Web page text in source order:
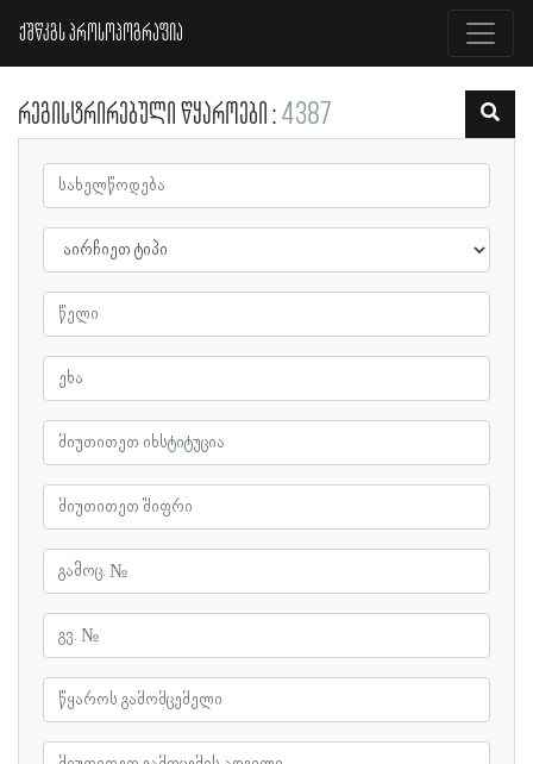
ქშწკგს პროსოპოგრაფია
რეგისტრირებული წყაროები 4387